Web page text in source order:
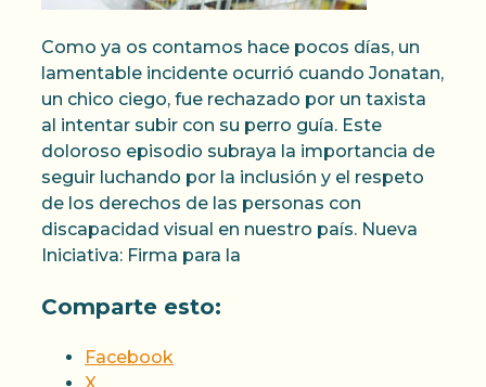
Como ya os contamos hace pocos días, un
lamentable incidente ocurrió cuando Jonatan,
un chico ciego, fue rechazado por un taxista
al intentar subir con su perro guía. Este
doloroso episodio subraya la importancia de
seguir luchando por la inclusión y el respeto
de los derechos de las personas con
discapacidad visual en nuestro país. Nueva
Iniciativa: Firma para la
Comparte esto:
Facebook